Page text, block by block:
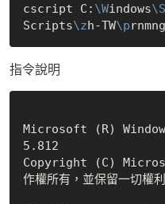
cscript C: \Windows\S
Scripts\zh-TW\p
指令說明
Microsoft (R)
5.812
Copyright (C)
作權所有，並保留一切權利